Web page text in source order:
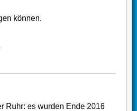
können.
Ruhr: es wurden Ende 2016